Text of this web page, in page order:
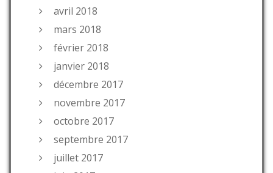
avril 2018
mars 2018
février 2018
janvier 2018
décembre 2017
novembre 2017
octobre 2017
septembre 2017
juillet 2017